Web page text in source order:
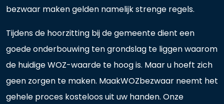
bezwaar maken gelden namelijk strenge regels.
Tijdens de hoorzitting bij de gemeente dient een
goede onderbouwing ten grondslag te liggen waarom
de huidige WOZ-waarde te hoog is. Maar u hoeft zich
geen zorgen te maken. MaakWOZbezwaar neemt het
gehele proces kosteloos uit uw handen. Onze